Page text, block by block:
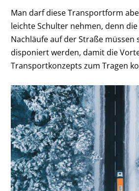
Man darf diese Transportform
leichte Schulter nehmen, denn
Nachläufe auf der Straße müssen
disponiert werden, damit die
Transportkonzepts zum Tragen